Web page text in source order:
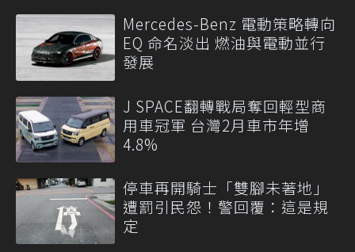
Mercedes-Benz 電動策略轉向
EQ 命名淡出 燃油與電動並行
發展
J SPACE翻轉戰局奪回輕型商
用車冠軍 台灣2月車市年增
4.8%
停車再開騎士「雙腳未著地」
遭罰引民怨！警回覆：這是規
定